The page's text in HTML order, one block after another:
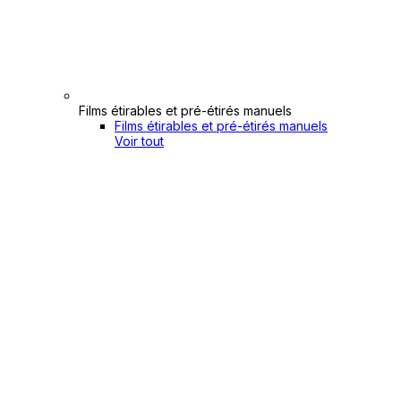
Films étirables et pré-étirés manuels
Films étirables et pré-étirés manuels
Voir tout